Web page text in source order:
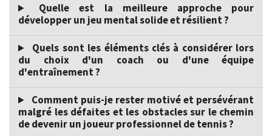
Quelle est la meilleure approche pour
développer un jeu mental solide et résilient ?
Quels sont les éléments clés à considérer lors
du choix d'un coach ou d'une équipe
d'entraînement ?
Comment puis-je rester motivé et persévérant
malgré les défaites et les obstacles sur le chemin
de devenir un joueur professionnel de tennis ?